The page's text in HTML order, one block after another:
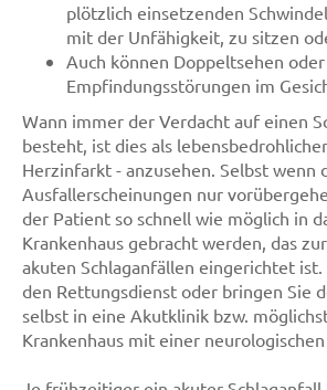
plötzlich einsetzenden
mit der Unfähigkeit, zu sitzen
Auch können Doppeltsehen oder
Empfindungsstörungen im
Wann immer der Verdacht auf einen
besteht, ist dies als
Herzinfarkt - anzusehen. Selbst wenn
Ausfallerscheinungen nur
der Patient so schnell wie möglich in
Krankenhaus gebracht werden, das
akuten Schlaganfällen eingerichtet
den Rettungsdienst oder bringen Sie
selbst in eine Akutklinik bzw.
Krankenhaus mit einer